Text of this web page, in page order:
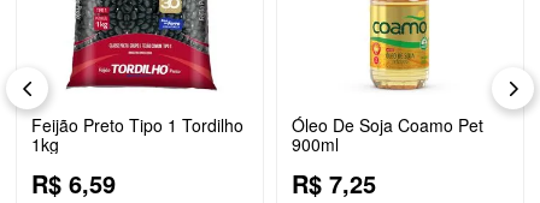
Feijão Preto Tipo 1 Tordilho
1kg
R$ 6,59
Óleo De Soja Coamo Pet
900ml
R$ 7,25